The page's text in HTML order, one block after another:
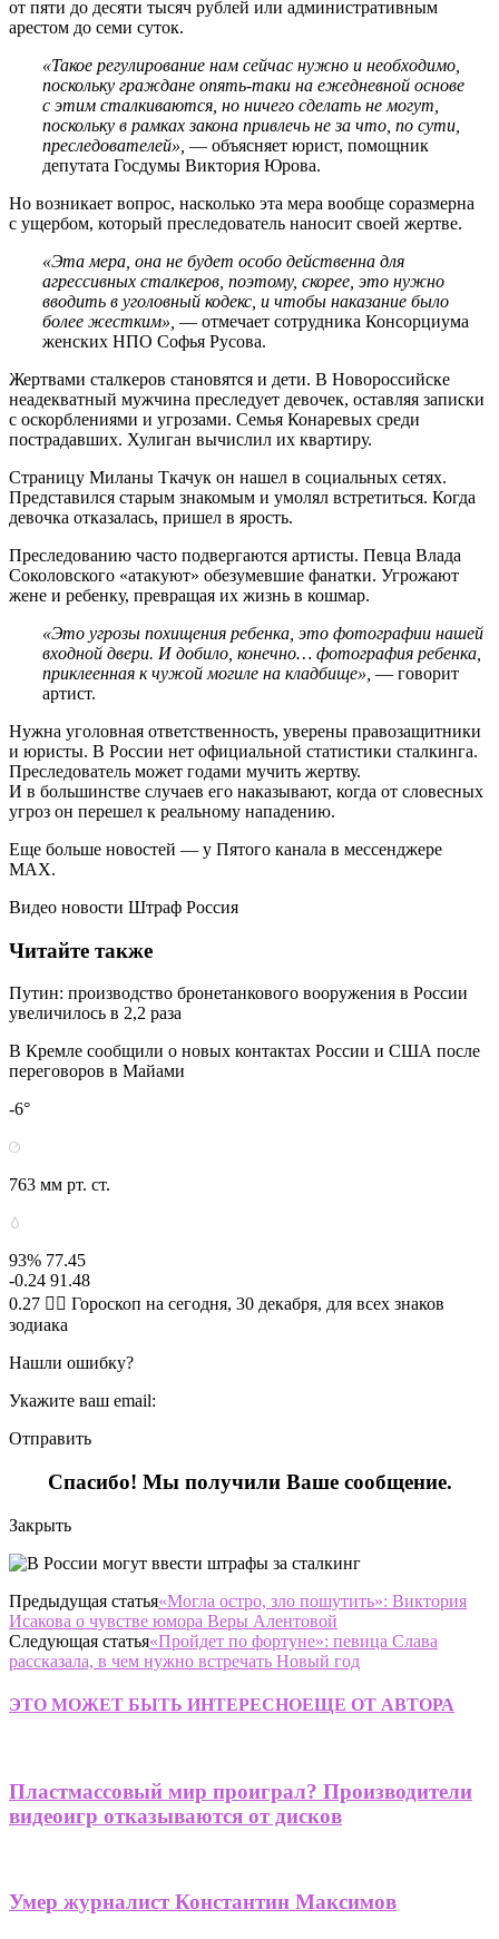
от пяти до десяти тысяч рублей или административным
арестом до семи суток.
«Такое регулирование нам сейчас нужно и необходимо,
поскольку граждане опять-таки на ежедневной основе
с этим сталкиваются, но ничего сделать не могут,
поскольку в рамках закона привлечь не за что, по сути,
преследователей», — объясняет юрист, помощник
депутата Госдумы Виктория Юрова.
Но возникает вопрос, насколько эта мера вообще соразмерна
с ущербом, который преследователь наносит своей жертве.
«Эта мера, она не будет особо действенна для
агрессивных сталкеров, поэтому, скорее, это нужно
вводить в уголовный кодекс, и чтобы наказание было
более жестким», — отмечает сотрудника Консорциума
женских НПО Софья Русова.
Жертвами сталкеров становятся и дети. В Новороссийске
неадекватный мужчина преследует девочек, оставляя записки
с оскорблениями и угрозами. Семья Конаревых среди
пострадавших. Хулиган вычислил их квартиру.
Страницу Миланы Ткачук он нашел в социальных сетях.
Представился старым знакомым и умолял встретиться. Когда
девочка отказалась, пришел в ярость.
Преследованию часто подвергаются артисты. Певца Влада
Соколовского «атакуют» обезумевшие фанатки. Угрожают
жене и ребенку, превращая их жизнь в кошмар.
«Это угрозы похищения ребенка, это фотографии нашей
входной двери. И добило, конечно… фотография ребенка,
приклеенная к чужой могиле на кладбище», — говорит
артист.
Нужна уголовная ответственность, уверены правозащитники
и юристы. В России нет официальной статистики сталкинга.
Преследователь может годами мучить жертву.
И в большинстве случаев его наказывают, когда от словесных
угроз он перешел к реальному нападению.
Еще больше новостей — у Пятого канала в мессенджере
MAX.
Видео новости Штраф Россия
Читайте также
Путин: производство бронетанкового вооружения в России
увеличилось в 2,2 раза
В Кремле сообщили о новых контактах России и США после
переговоров в Майами
-6°
763 мм рт. ст.
93% 77.45
-0.24 91.48
0.27 🧙‍♀ Гороскоп на сегодня, 30 декабря, для всех знаков
зодиака
Нашли ошибку?
Укажите ваш email:
Отправить
Спасибо! Мы получили Ваше сообщение.
Закрыть
Предыдущая статья«Могла остро, зло пошутить»: Виктория
Исакова о чувстве юмора Веры Алентовой
Следующая статья«Пройдет по фортуне»: певица Слава
рассказала, в чем нужно встречать Новый год
ЭТО МОЖЕТ БЫТЬ ИНТЕРЕСНОЕЩЕ ОТ АВТОРА
Пластмассовый мир проиграл? Производители
видеоигр отказываются от дисков
Умер журналист Константин Максимов